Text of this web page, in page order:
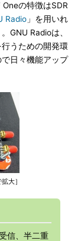
の特徴はSDR
Radio 」を用いれ
GNU Radioは、
うための開発環
日々機能アップ
大］
信、半二重